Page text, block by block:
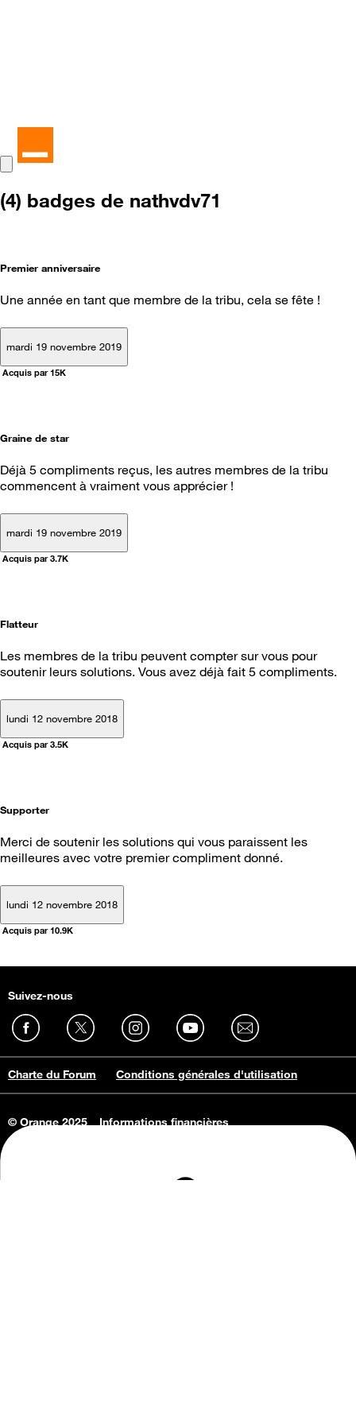
(4) badges de nathvdv71
Premier anniversaire
Une année en tant que membre de la tribu, cela se fête !
mardi 19 novembre 2019
Acquis par 15K
Graine de star
Déjà 5 compliments reçus, les autres membres de la tribu
commencent à vraiment vous apprécier !
mardi 19 novembre 2019
Acquis par 3.7K
Flatteur
Les membres de la tribu peuvent compter sur vous pour
soutenir leurs solutions. Vous avez déjà fait 5 compliments.
lundi 12 novembre 2018
Acquis par 3.5K
Supporter
Merci de soutenir les solutions qui vous paraissent les
meilleures avec votre premier compliment donné.
lundi 12 novembre 2018
Acquis par 10.9K
Suivez-nous
Charte du Forum Conditions générales d'utilisation
© Orange 2025
Informations financières